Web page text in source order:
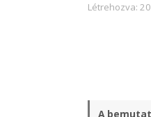
Létrehozva:
A